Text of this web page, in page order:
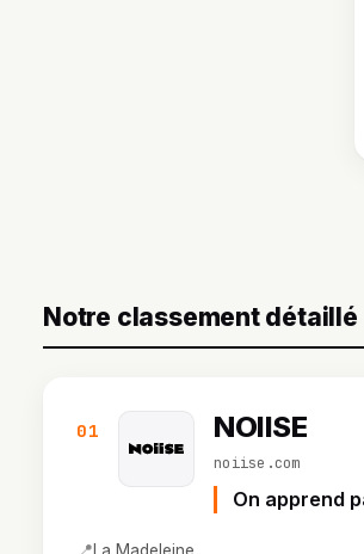
Notre classement détaillé
01 NOIISE
noiise.com
On apprend
La Madeleine